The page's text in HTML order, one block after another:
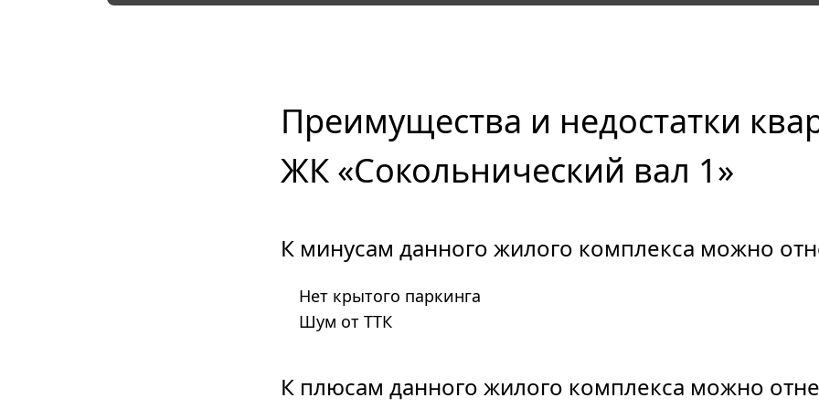
Преимущества и недостатки
ЖК «Сокольнический вал 1»
К минусам данного жилого комплекса можно
Нет крытого паркинга
Шум от ТТК
К плюсам данного жилого комплекса можно